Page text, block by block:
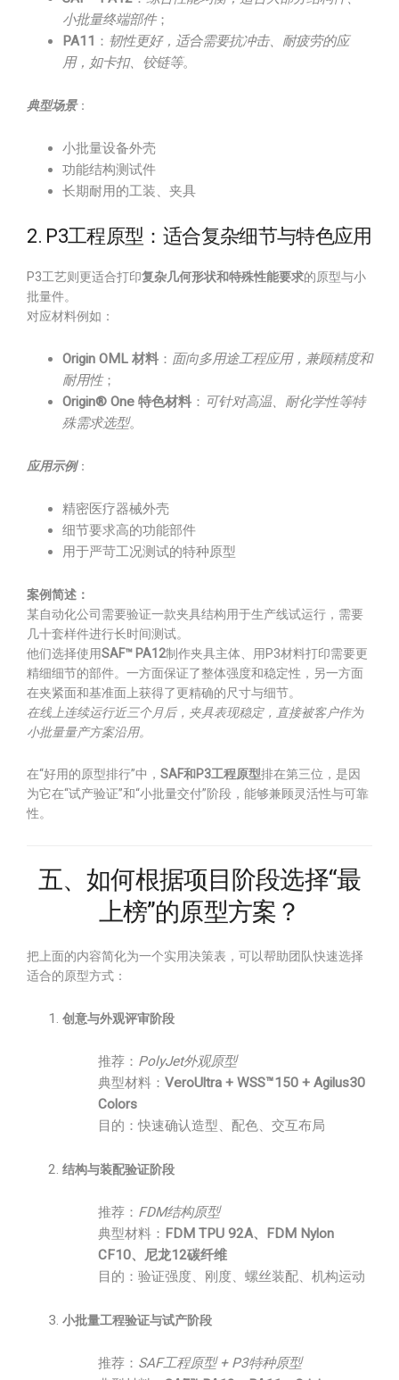
小批量终端部件；
PA11 ： 韧性更好，适合需要抗冲击、耐疲劳的应
用，如卡扣、铰链等。
典型场景：
小批量设备外壳
功能结构测试件
长期耐用的工装、夹具
2. P3工程原型：适合复杂细节与特色应用
P3工艺则更适合打印复杂几何形状和特殊性能要求的原型与小
批量件。
对应材料例如：
Origin OML 材料 ： 面向多用途工程应用，兼顾精度和
耐用性；
Origin® One 特色材料 ： 可针对高温、耐化学性等特
殊需求选型。
应用示例：
精密医疗器械外壳
细节要求高的功能部件
用于严苛工况测试的特种原型
案例简述：
某自动化公司需要验证一款夹具结构用于生产线试运行，需要
几十套样件进行长时间测试。
他们选择使用SAF™ PA12制作夹具主体、用P3材料打印需要更
精细细节的部件。一方面保证了整体强度和稳定性，另一方面
在夹紧面和基准面上获得了更精确的尺寸与细节。
在线上连续运行近三个月后，夹具表现稳定，直接被客户作为
小批量量产方案沿用。
在“好用的原型排行”中， SAF和P3工程原型排在第三位，是因
为它在“试产验证”和“小批量交付”阶段，能够兼顾灵活性与可靠
性。
五、如何根据项目阶段选择“最
上榜”的原型方案？
把上面的内容简化为一个实用决策表，可以帮助团队快速选择
适合的原型方式：
创意与外观评审阶段
推荐： PolyJet外观原型
典型材料： VeroUltra + WSS™150 + Agilus30
Colors
目的：快速确认造型、配色、交互布局
结构与装配验证阶段
推荐： FDM结构原型
典型材料： FDM TPU 92A、FDM Nylon
CF10、尼龙12碳纤维
目的：验证强度、刚度、螺丝装配、机构运动
小批量工程验证与试产阶段
推荐： SAF工程原型 + P3特种原型